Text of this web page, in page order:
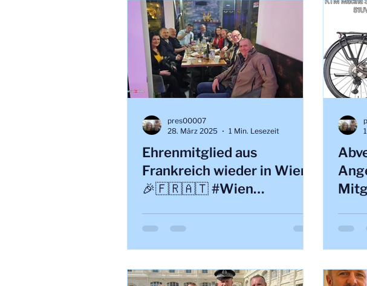
Ehrenmitglied aus
Frankreich wieder in Wien!
🎉🇫🇷🇦🇹 #Wien
#Freude
pres00007
28. März 2025
1 Min. Lesezeit